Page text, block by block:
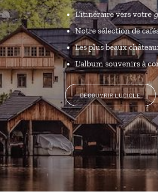
L’itinéraire vers votre
Notre sélection de
Les plus beaux
L'album souvenirs à
DÉCOUVRIR LUCIOLE